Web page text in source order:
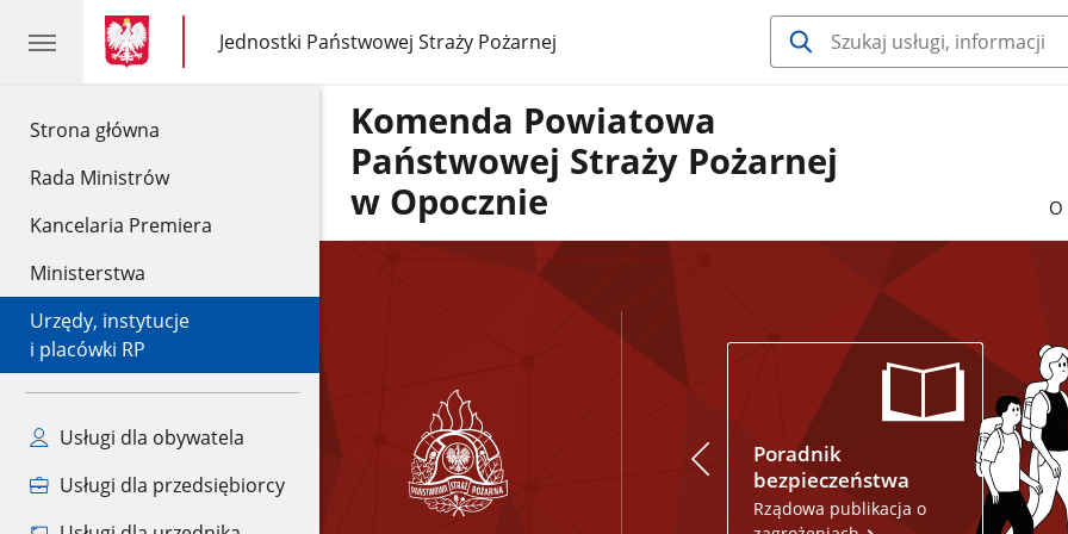
Strona główna
Rada Ministrów
Kancelaria Premiera
Ministerstwa
Urzędy, instytucje
i placówki RP
Usługi dla obywatela
Usługi dla przedsiębiorcy
gov.pl
gov.pl
Jednostki Państwowej Straży Pożarnej
gov.pl
Jednostki
Państwowej
Komenda Powiatowa
Państwowej Straży Pożarnej
w Opocznie
O
Poradnik
bezpieczeństwa
Rządowa publikacja o